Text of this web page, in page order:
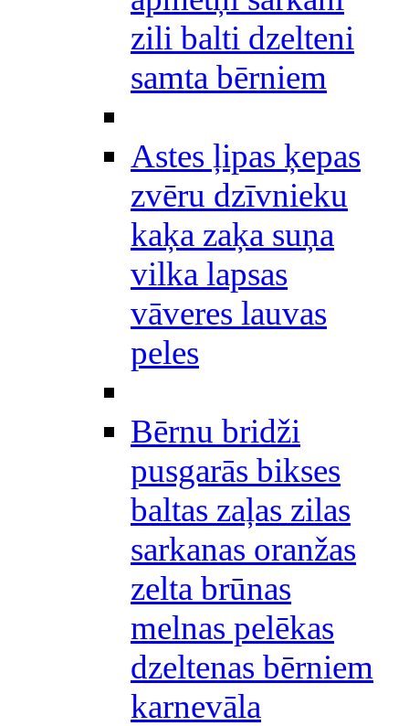
zili balti dzelteni
samta bērniem
Astes ļipas ķepas
zvēru dzīvnieku
kaķa zaķa suņa
vilka lapsas
vāveres lauvas
peles
Bērnu bridži
pusgarās bikses
baltas zaļas zilas
sarkanas oranžas
zelta brūnas
melnas pelēkas
dzeltenas bērniem
karnevāla